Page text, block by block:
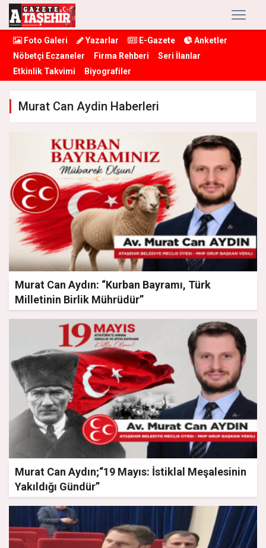
Foto Galeri Yazarlar E-Gazete
Anketler
Nöbetçi Eczaneler
Firma Rehberi
Seri İlanlar
Etkinlik Takvimi
Biyografiler
Murat Can Aydin Haberleri
Murat Can Aydın: “Kurban Bayramı, Türk
Milletinin Birlik Mührüdür”
Murat Can Aydın;“19 Mayıs: İstiklal Meşalesinin
Yakıldığı Gündür”